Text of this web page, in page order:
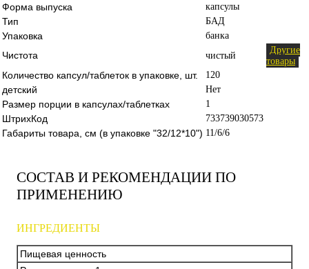
Форма выпуска капсулы
Тип БАД
Упаковка банка
Чистота чистый
Другие
товары
Количество капсул/таблеток в упаковке, шт. 120
детский Нет
Размер порции в капсулах/таблетках 1
ШтрихКод 733739030573
Габариты товара, см (в упаковке "32/12*10") 11/6/6
СОСТАВ И РЕКОМЕНДАЦИИ ПО
ПРИМЕНЕНИЮ
ИНГРЕДИЕНТЫ
Пищевая ценность